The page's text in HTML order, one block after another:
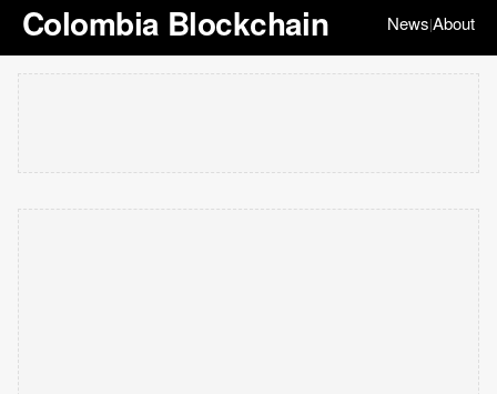
Colombia Blockchain News|About